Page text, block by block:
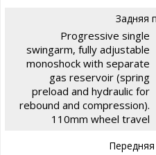
Задняя
Progressive single
swingarm, fully adjustable
monoshock with separate
gas reservoir (spring
preload and hydraulic for
rebound and compression).
110mm wheel travel